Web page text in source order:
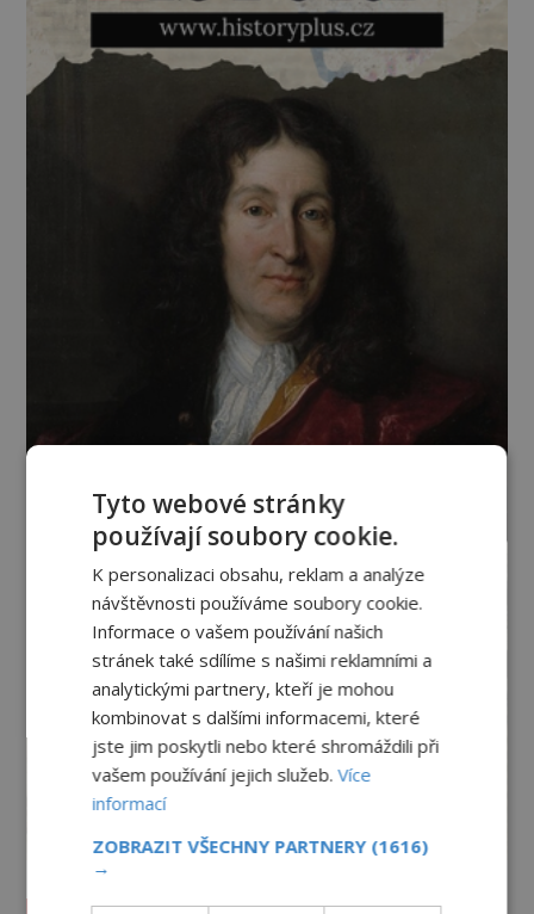
Tyto webové stránky
používají soubory cookie.
K personalizaci obsahu, reklam a analýze
návštěvnosti používáme soubory cookie.
Informace o vašem používání našich
stránek také sdílíme s našimi reklamními a
analytickými partnery, kteří je mohou
kombinovat s dalšími informacemi, které
jste jim poskytli nebo které shromáždili při
vašem používání jejich služeb.Více
informací
ZOBRAZIT VŠECHNY PARTNERY (1616)
→